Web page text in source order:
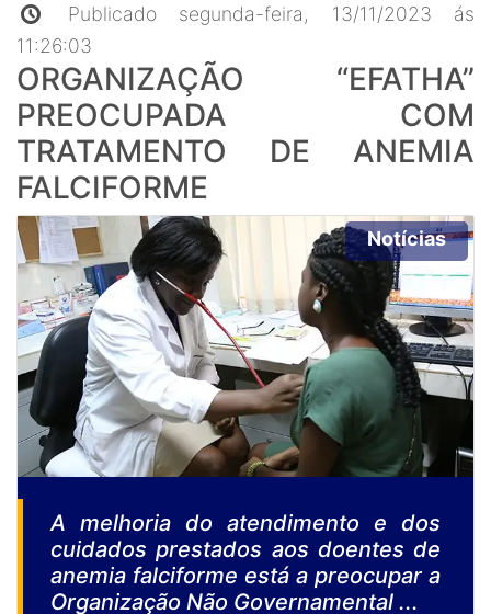
Publicado segunda-feira, 13/11/2023 ás
11:26:03
ORGANIZAÇÃO “EFATHA”
PREOCUPADA COM
TRATAMENTO DE ANEMIA
FALCIFORME
Notícias
A melhoria do atendimento e dos
cuidados prestados aos doentes de
anemia falciforme está a preocupar a
Organização Não Governamental ...